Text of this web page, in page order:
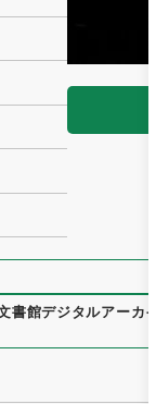
書館デジタルアーカイ